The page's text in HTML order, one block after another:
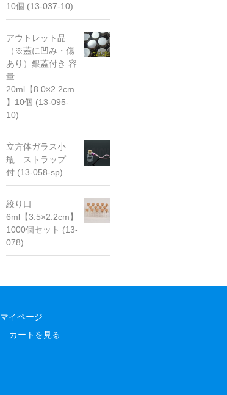
10個 (13-037-10)
アウトレット品
（※蓋に凹み・傷
あり）銀蓋付き 容
量
20ml【8.0×2.2cm
】10個 (13-095-
10)
立方体ガラス小
瓶 ストラップ
付 (13-058-sp)
絞り口
6ml【3.5×2.2cm】
1000個セット (13-
078)
マイページ
カートを見る